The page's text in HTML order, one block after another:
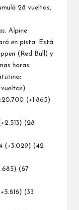
28 vueltas,
Alpine
en pista. Está
(Red Bull) y
horas.
vueltas)
(+1.865)
(28
(+3.029) (42
(67
(33